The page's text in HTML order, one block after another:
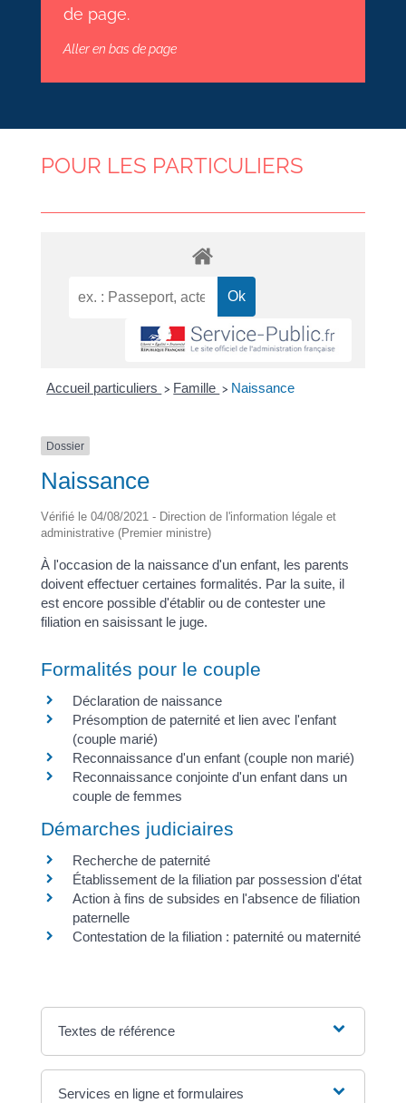
de page.
Aller en bas de page
POUR LES PARTICULIERS
Accueil particuliers > Famille > Naissance
Dossier
Naissance
Vérifié le 04/08/2021 - Direction de l'information légale et
administrative (Premier ministre)
À l'occasion de la naissance d'un enfant, les parents
doivent effectuer certaines formalités. Par la suite, il
est encore possible d'établir ou de contester une
filiation en saisissant le juge.
Formalités pour le couple
Déclaration de naissance
Présomption de paternité et lien avec l'enfant
(couple marié)
Reconnaissance d'un enfant (couple non marié)
Reconnaissance conjointe d'un enfant dans un
couple de femmes
Démarches judiciaires
Recherche de paternité
Établissement de la filiation par possession d'état
Action à fins de subsides en l'absence de filiation
paternelle
Contestation de la filiation : paternité ou maternité
Textes de référence
Services en ligne et formulaires